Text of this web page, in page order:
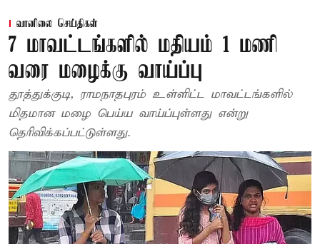
வானிலை செய்திகள்
7 மாவட்டங்களில் மதியம் 1 மணி
வரை மழைக்கு வாய்ப்பு
தூத்துக்குடி, ராமநாதபுரம் உள்ளிட்ட மாவட்டங்களில்
மிதமான மழை பெய்ய வாய்ப்புள்ளது என்று
தெரிவிக்கப்பட்டுள்ளது.